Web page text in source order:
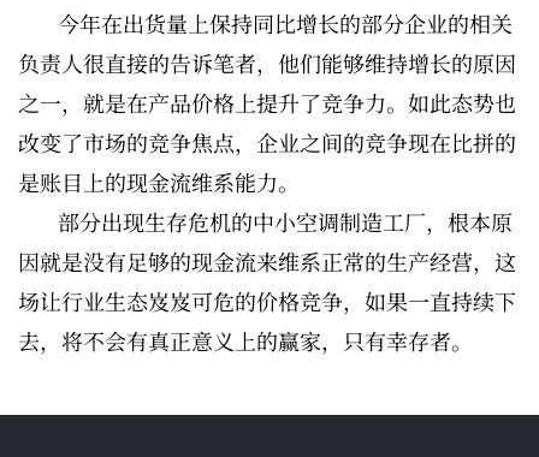
今年在出货量上保持同比增长的部分企业的相关
负责人很直接的告诉笔者，他们能够维持增长的原因
之一，就是在产品价格上提升了竞争力。如此态势也
改变了市场的竞争焦点，企业之间的竞争现在比拼的
是账目上的现金流维系能力。
部分出现生存危机的中小空调制造工厂，根本原
因就是没有足够的现金流来维系正常的生产经营，这
场让行业生态岌岌可危的价格竞争，如果一直持续下
去，将不会有真正意义上的赢家，只有幸存者。